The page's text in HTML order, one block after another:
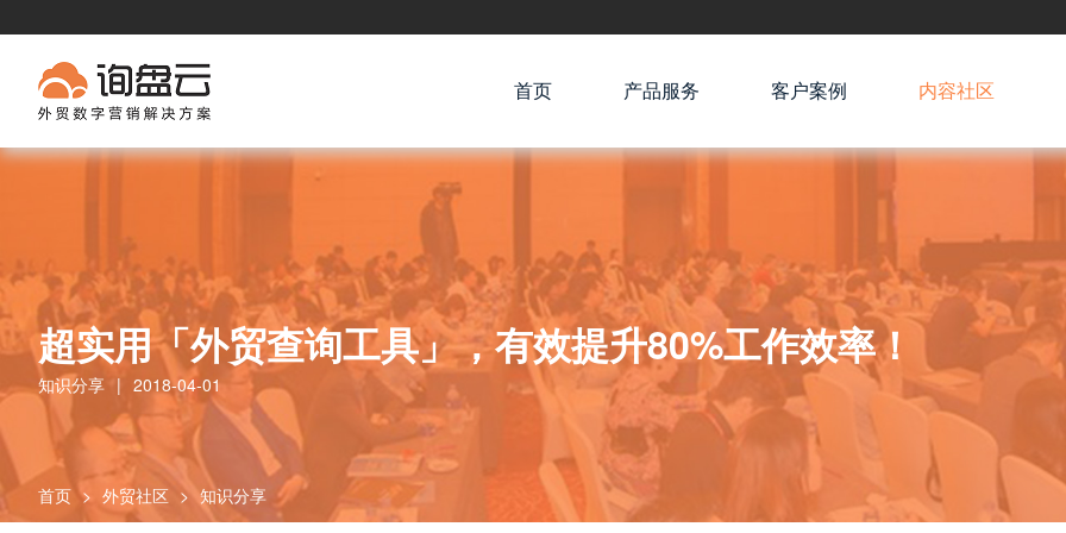
首页 产品服务 客户案例 内容社区
超实用「外贸查询工具」，有效提升80%工作效率！
知识分享 | 2018-04-01
首页 > 外贸社区 > 知识分享